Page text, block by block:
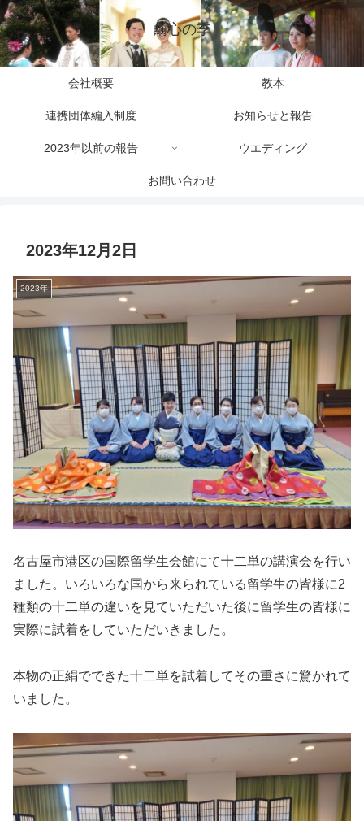
繭心の季
会社概要 教本
連携団体編入制度 お知らせと報告
2023年以前の報告 ウエディング
お問い合わせ
2023年12月2日
2023年
名古屋市港区の国際留学生会館にて十二単の講演会を行い
ました。いろいろな国から来られている留学生の皆様に2
種類の十二単の違いを見ていただいた後に留学生の皆様に
実際に試着をしていただいきました。
本物の正絹でできた十二単を試着してその重さに驚かれて
いました。